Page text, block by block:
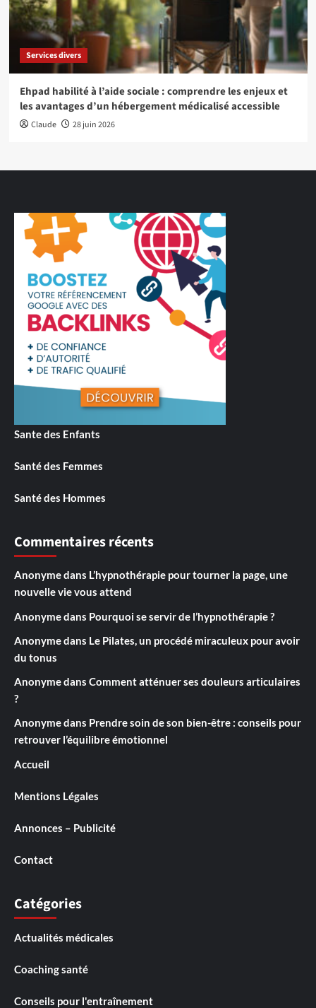
Services divers
Ehpad habilité à l’aide sociale : comprendre les enjeux et
les avantages d’un hébergement médicalisé accessible
Claude 28 juin 2026
Sante des Enfants
Santé des Femmes
Santé des Hommes
Commentaires récents
Anonymedans L’hypnothérapie pour tourner la page, une
nouvelle vie vous attend
Anonymedans Pourquoi se servir de l’hypnothérapie ?
Anonymedans Le Pilates, un procédé miraculeux pour avoir
du tonus
Anonymedans Comment atténuer ses douleurs articulaires
?
Anonymedans Prendre soin de son bien-être : conseils pour
retrouver l’équilibre émotionnel
Accueil
Mentions Légales
Annonces – Publicité
Contact
Catégories
Actualités médicales
Coaching santé
Conseils pour l'entraînement